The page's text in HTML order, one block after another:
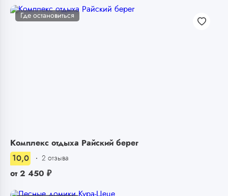
Где остановиться
Комплекс отдыха Райский берег
10,0
2 отзыва
от 2 450 ₽